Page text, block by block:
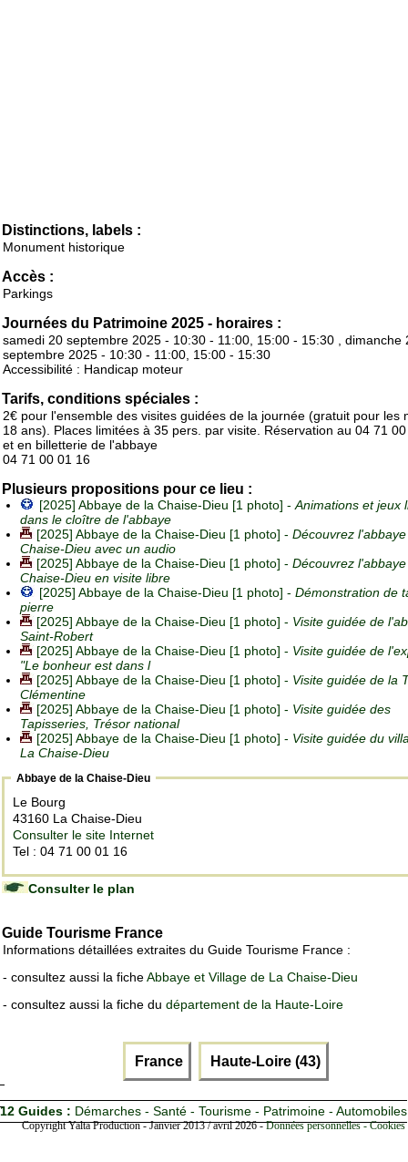
Distinctions, labels :
Monument historique
Accès :
Parkings
Journées du Patrimoine 2025 - horaires :
samedi 20 septembre 2025 - 10:30 - 11:00, 15:00 - 15:30 , dimanche
septembre 2025 - 10:30 - 11:00, 15:00 - 15:30
Accessibilité : Handicap moteur
Tarifs, conditions spéciales :
2€ pour l'ensemble des visites guidées de la journée (gratuit pour les
18 ans). Places limitées à 35 pers. par visite. Réservation au 04 71
et en billetterie de l'abbaye
04 71 00 01 16
Plusieurs propositions pour ce lieu :
[2025] Abbaye de la Chaise-Dieu [1 photo] - Animations et jeux
dans le cloître de l'abbaye
[2025] Abbaye de la Chaise-Dieu [1 photo] - Découvrez
Chaise-Dieu avec un audio
[2025] Abbaye de la Chaise-Dieu [1 photo] - Découvrez
Chaise-Dieu en visite libre
[2025] Abbaye de la Chaise-Dieu [1 photo] - Démonstration de
pierre
[2025] Abbaye de la Chaise-Dieu [1 photo] - Visite guidée de
Saint-Robert
[2025] Abbaye de la Chaise-Dieu [1 photo] - Visite guidée de
"Le bonheur est dans l
[2025] Abbaye de la Chaise-Dieu [1 photo] - Visite guidée de la
Clémentine
[2025] Abbaye de la Chaise-Dieu [1 photo] - Visite guidée des
Tapisseries, Trésor national
[2025] Abbaye de la Chaise-Dieu [1 photo] - Visite guidée du
La Chaise-Dieu
Abbaye de la Chaise-Dieu
Le Bourg
43160 La Chaise-Dieu
Consulter le site Internet
Tel : 04 71 00 01 16
Consulter le plan
Guide Tourisme France
Informations détaillées extraites du Guide Tourisme France :
- consultez aussi la ficheAbbaye et Village de La Chaise-Dieu
- consultez aussi la fiche du département de la Haute-Loire
France Haute-Loire (43)
12 Guides : Démarches - Santé - Tourisme - Patrimoine - Automobiles
Copyright Yalta Production - Janvier 2013 / avril 2026 -Données personnelles -